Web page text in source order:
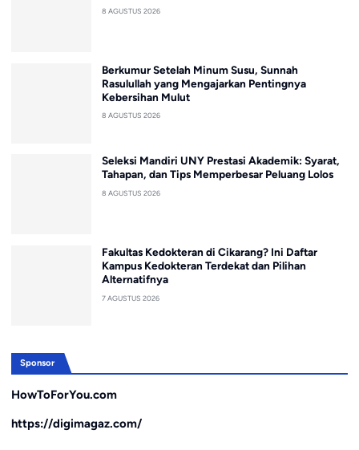
8 AGUSTUS 2026
Berkumur Setelah Minum Susu, Sunnah
Rasulullah yang Mengajarkan Pentingnya
Kebersihan Mulut
8 AGUSTUS 2026
Seleksi Mandiri UNY Prestasi Akademik: Syarat,
Tahapan, dan Tips Memperbesar Peluang Lolos
8 AGUSTUS 2026
Fakultas Kedokteran di Cikarang? Ini Daftar
Kampus Kedokteran Terdekat dan Pilihan
Alternatifnya
7 AGUSTUS 2026
Sponsor
HowToForYou.com
https://digimagaz.com/